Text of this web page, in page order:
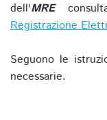
dell'MRE
Registrazione
Seguono le
necessarie.